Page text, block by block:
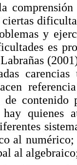
y
es
de
hay quienes
al
al